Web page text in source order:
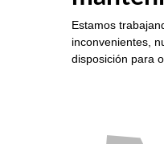
Estamos
inconvenientes,
disposición para